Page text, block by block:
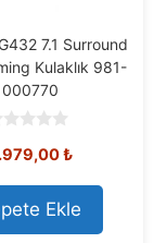
7.1 Surround
Kulaklık 981-
000770
₺
Ekle